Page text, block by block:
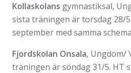
Kollaskolans gymnastiksal,
sista träningen är torsdag 28/
september med samma
Fjordskolan Onsala, Ungdom/
träningen är söndag 31/5. HT